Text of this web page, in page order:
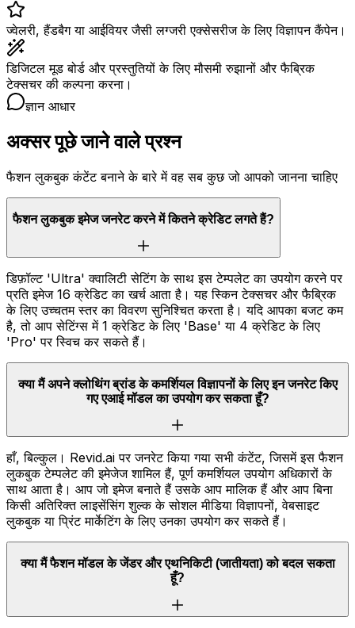
ज्वेलरी, हैंडबैग या आईवियर जैसी लग्जरी एक्सेसरीज के लिए विज्ञापन कैंपेन।
डिजिटल मूड बोर्ड और प्रस्तुतियों के लिए मौसमी रुझानों और फैब्रिक
टेक्सचर की कल्पना करना।
ज्ञान आधार
अक्सर पूछे जाने वाले प्रश्न
फैशन लुकबुक कंटेंट बनाने के बारे में वह सब कुछ जो आपको जानना चाहिए
फैशन लुकबुक इमेज जनरेट करने में कितने क्रेडिट लगते हैं?
डिफ़ॉल्ट 'Ultra' क्वालिटी सेटिंग के साथ इस टेम्पलेट का उपयोग करने पर
प्रति इमेज 16 क्रेडिट का खर्च आता है। यह स्किन टेक्सचर और फैब्रिक
के लिए उच्चतम स्तर का विवरण सुनिश्चित करता है। यदि आपका बजट कम
है, तो आप सेटिंग्स में 1 क्रेडिट के लिए 'Base' या 4 क्रेडिट के लिए
'Pro' पर स्विच कर सकते हैं।
क्या मैं अपने क्लोथिंग ब्रांड के कमर्शियल विज्ञापनों के लिए इन जनरेट किए
गए एआई मॉडल का उपयोग कर सकता हूँ?
हाँ, बिल्कुल। Revid.ai पर जनरेट किया गया सभी कंटेंट, जिसमें इस फैशन
लुकबुक टेम्पलेट की इमेजेज शामिल हैं, पूर्ण कमर्शियल उपयोग अधिकारों के
साथ आता है। आप जो इमेज बनाते हैं उसके आप मालिक हैं और आप बिना
किसी अतिरिक्त लाइसेंसिंग शुल्क के सोशल मीडिया विज्ञापनों, वेबसाइट
लुकबुक या प्रिंट मार्केटिंग के लिए उनका उपयोग कर सकते हैं।
क्या मैं फैशन मॉडल के जेंडर और एथनिकिटी (जातीयता) को बदल सकता
हूँ?